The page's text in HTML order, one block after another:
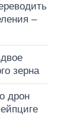
–
зерна
дрон